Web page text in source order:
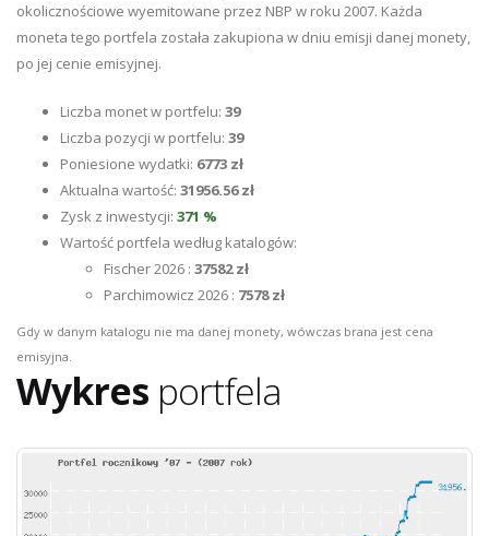
okolicznościowe wyemitowane przez NBP w roku 2007. Każda
moneta tego portfela została zakupiona w dniu emisji danej monety,
po jej cenie emisyjnej.
Liczba monet w portfelu: 39
Liczba pozycji w portfelu: 39
Poniesione wydatki: 6773 zł
Aktualna wartość: 31956.56 zł
Zysk z inwestycji: 371 %
Wartość portfela według katalogów:
Fischer 2026 : 37582 zł
Parchimowicz 2026 : 7578 zł
Gdy w danym katalogu nie ma danej monety, wówczas brana jest cena
emisyjna.
Wykres portfela